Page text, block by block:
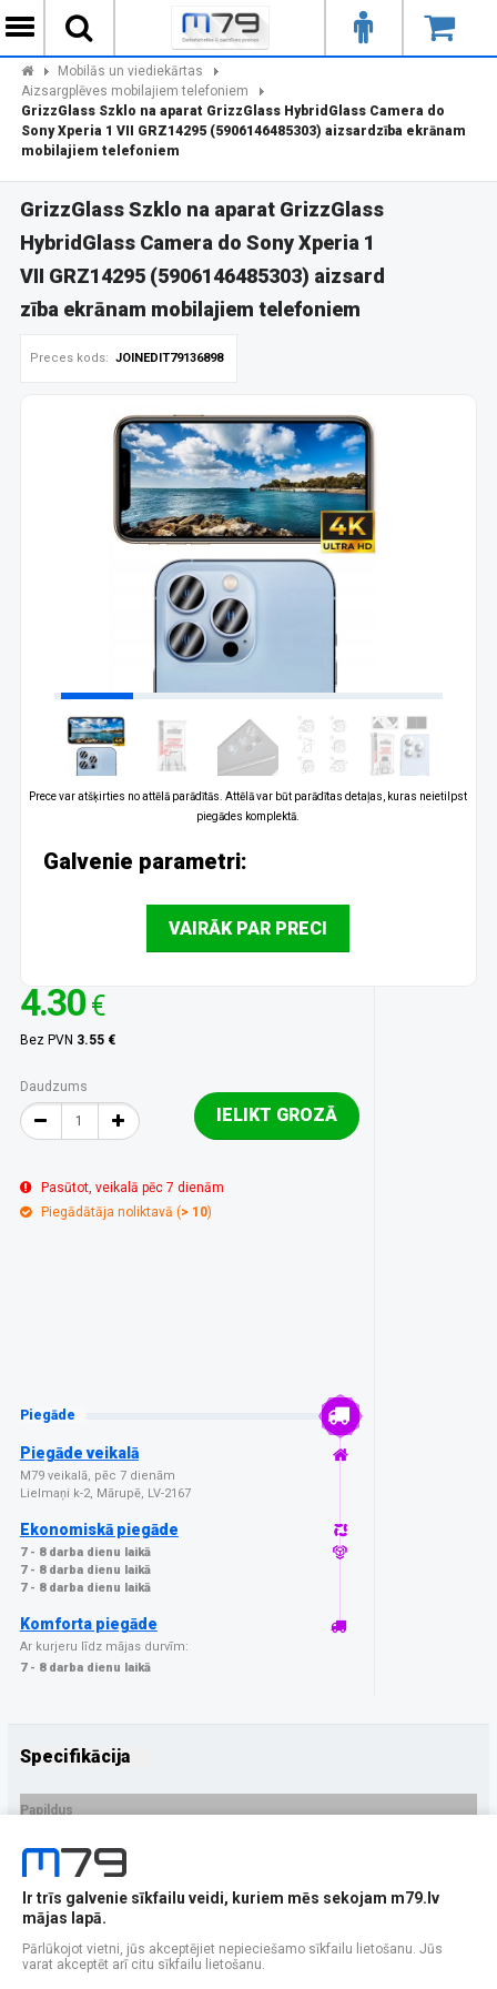
Mobilās un viediekārtas
Aizsargplēves mobilajiem telefoniem
GrizzGlass Szklo na aparat GrizzGlass HybridGlass Camera do
Sony Xperia 1 VII GRZ14295 (5906146485303) aizsardzība ekrānam
mobilajiem telefoniem
GrizzGlass Szklo na aparat GrizzGlass
HybridGlass Camera do Sony Xperia 1
VII GRZ14295 (5906146485303) aizsard
zība ekrānam mobilajiem telefoniem
Preces kods: JOINEDIT79136898
Prece var atšķirties no attēlā parādītās. Attēlā var būt parādītas detaļas, kuras neietilpst
piegādes komplektā.
Galvenie parametri:
VAIRĀK PAR PRECI
4.30 €
Bez PVN 3.55 €
Daudzums
IELIKT GROZĀ
Pasūtot, veikalā pēc 7 dienām
Piegādātāja noliktavā (> 10)
Piegāde
Piegāde veikalā
M79 veikalā, pēc 7 dienām
Lielmaņi k-2, Mārupē, LV-2167
Ekonomiskā piegāde
7 - 8 darba dienu laikā
7 - 8 darba dienu laikā
7 - 8 darba dienu laikā
Komforta piegāde
Ar kurjeru līdz mājas durvīm:
7 - 8 darba dienu laikā
Specifikācija
Papildus
Ražotājs
PRECES APRAKSTS
EAN - 5906146485303
Ir trīs galvenie sīkfailu veidi, kuriem mēs sekojam m79.lv
mājas lapā.
Pārlūkojot vietni, jūs akceptējiet nepieciešamo sīkfailu lietošanu. Jūs
varat akceptēt arī citu sīkfailu lietošanu.